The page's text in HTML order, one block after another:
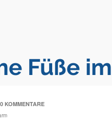
Füße
KOMMENTARE